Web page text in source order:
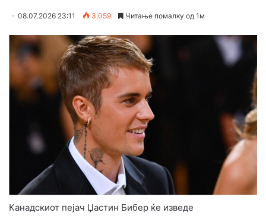
08.07.2026 23:11 3,059 Читање помалку од 1м
Канадскиот пејач Џастин Бибер ќе изведе